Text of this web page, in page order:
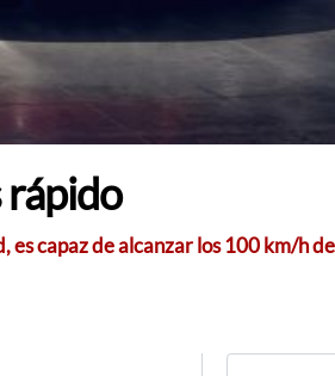
rápido
capaz de alcanzar los 100 km/h